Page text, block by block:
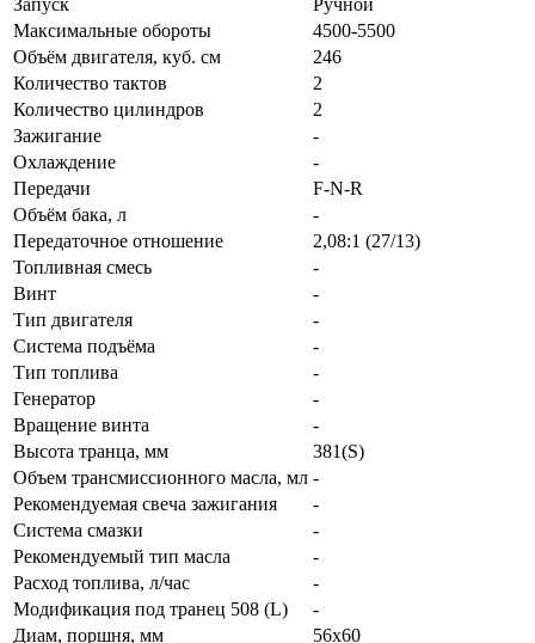
Максимальные обороты
4500-5500
Объём двигателя, куб. см
246
Количество тактов
2
Количество цилиндров
2
Зажигание
-
Охлаждение
-
Передачи
F-N-R
Объём бака, л
-
Передаточное отношение
2,08:1 (27/13)
Топливная смесь
-
Винт
-
Тип двигателя
-
Система подъёма
-
Тип топлива
-
Генератор
-
Вращение винта
-
Высота транца, мм
381(S)
Объем трансмиссионного масла, мл -
Рекомендуемая свеча зажигания
-
Система смазки
-
Рекомендуемый тип масла
-
Расход топлива, л/час
-
Модификация под транец 508 (L)
-
Диам, поршня, мм
56x60